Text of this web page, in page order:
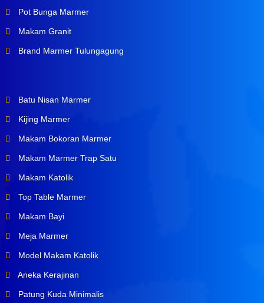
Pot Bunga Marmer
Makam Granit
Brand Marmer Tulungagung
Batu Nisan Marmer
Kijing Marmer
Makam Bokoran Marmer
Makam Marmer Trap Satu
Makam Katolik
Top Table Marmer
Makam Bayi
Meja Marmer
Model Makam Katolik
Aneka Kerajinan
Patung Kuda Minimalis